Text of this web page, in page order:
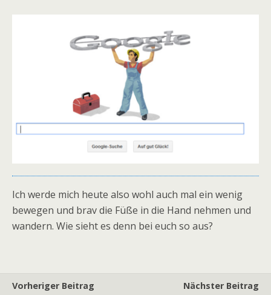
Ich werde mich heute also wohl auch mal ein wenig
bewegen und brav die Füße in die Hand nehmen und
wandern. Wie sieht es denn bei euch so aus?
Vorheriger Beitrag
Nächster Beitrag